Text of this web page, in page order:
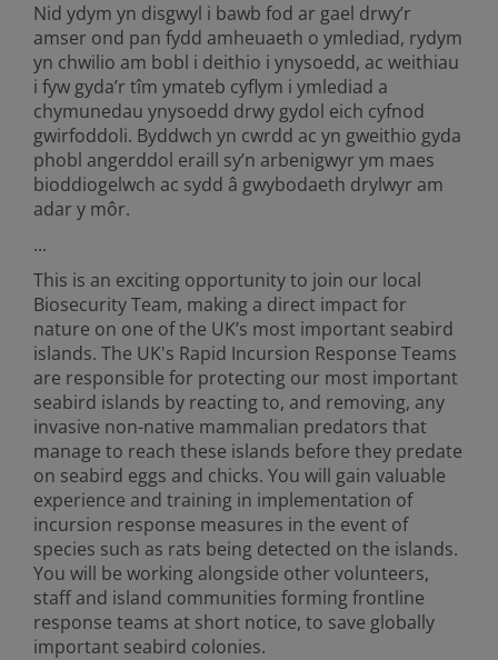
Nid ydym yn disgwyl i bawb fod ar gael drwy’r
amser ond pan fydd amheuaeth o ymlediad, rydym
yn chwilio am bobl i deithio i ynysoedd, ac weithiau
i fyw gyda’r tîm ymateb cyflym i ymlediad a
chymunedau ynysoedd drwy gydol eich cyfnod
gwirfoddoli. Byddwch yn cwrdd ac yn gweithio gyda
phobl angerddol eraill sy’n arbenigwyr ym maes
bioddiogelwch ac sydd â gwybodaeth drylwyr am
adar y môr.
...
This is an exciting opportunity to join our local
Biosecurity Team, making a direct impact for
nature on one of the UK’s most important seabird
islands. The UK's Rapid Incursion Response Teams
are responsible for protecting our most important
seabird islands by reacting to, and removing, any
invasive non-native mammalian predators that
manage to reach these islands before they predate
on seabird eggs and chicks. You will gain valuable
experience and training in implementation of
incursion response measures in the event of
species such as rats being detected on the islands.
You will be working alongside other volunteers,
staff and island communities forming frontline
response teams at short notice, to save globally
important seabird colonies.